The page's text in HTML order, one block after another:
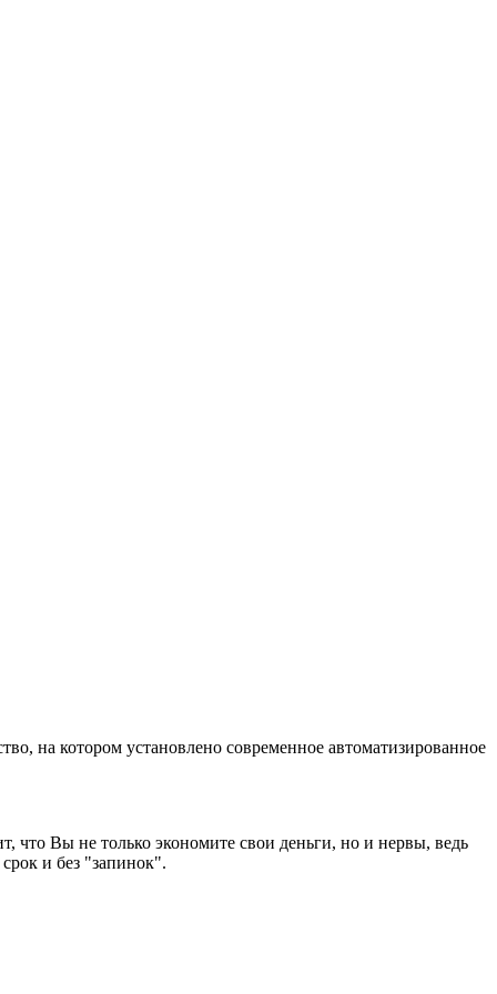
на котором установлено современное автоматизированное
что Вы не только экономите свои деньги, но и нервы, ведь
и без "запинок".